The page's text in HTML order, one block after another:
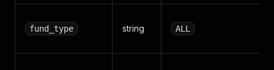
fund_type string ALL